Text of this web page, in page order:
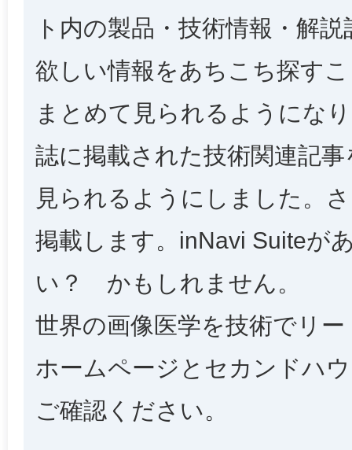
ト内の製品・技術情報・解
欲しい情報をあちこち探す
まとめて見られるようにな
誌に掲載された技術関連記
見られるようにしました。
掲載します。inNavi Suiteが
い？ かもしれません。
世界の画像医学を技術でリ
ホームページとセカンドハ
ご確認ください。